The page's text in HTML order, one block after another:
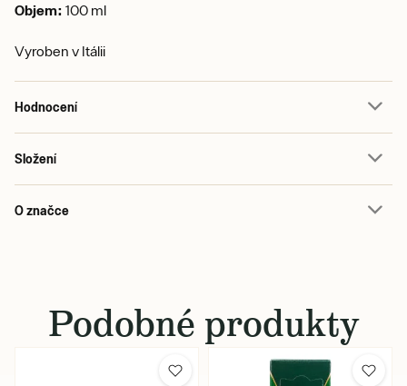
Objem: 100 ml
Vyroben v Itálii
Hodnocení
Složení
O značce
Podobné produkty